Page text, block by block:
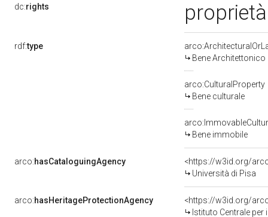
dc:rights
rdf:type
Bene
arco:CulturalProperty
Bene culturale
Bene immobile
arco:hasCataloguingAgency
<https://w3id.org/
Università di Pisa
arco:hasHeritageProtectionAgency
<https://w3id.org/
Istituto Centrale